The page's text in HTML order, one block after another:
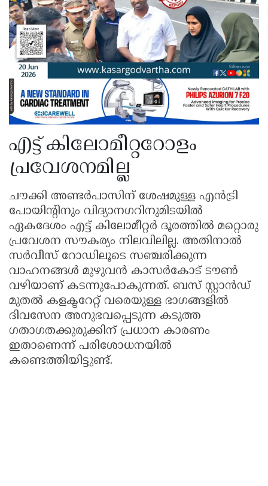
എട്ട് കിലോമീറ്ററോളം
പ്രവേശനമില്ല
ചൗക്കി അണ്ടർപാസിന് ശേഷമുള്ള എൻട്രി
പോയിന്റിനും വിദ്യാനഗറിനുമിടയിൽ
ഏകദേശം എട്ട് കിലോമീറ്റർ ദൂരത്തിൽ മറ്റൊരു
പ്രവേശന സൗകര്യം നിലവിലില്ല. അതിനാൽ
സർവീസ് റോഡിലൂടെ സഞ്ചരിക്കുന്ന
വാഹനങ്ങൾ മുഴുവൻ കാസർകോട് ടൗൺ
വഴിയാണ് കടന്നുപോകുന്നത്. ബസ് സ്റ്റാൻഡ്
മുതൽ കളക്ടറേറ്റ് വരെയുള്ള ഭാഗങ്ങളിൽ
ദിവസേന അനുഭവപ്പെടുന്ന കടുത്ത
ഗതാഗതക്കുരുക്കിന് പ്രധാന കാരണം
ഇതാണെന്ന് പരിശോധനയിൽ
കണ്ടെത്തിയിട്ടുണ്ട്.